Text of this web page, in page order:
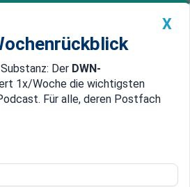
Geldanlage Premium
DWN-Magazin China
über
X
Der DWN-
1x/Woche die wichtigsten
Für alle, deren Postfach